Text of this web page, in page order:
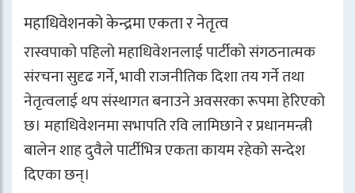
महाधिवेशनको केन्द्रमा एकता र नेतृत्व
रास्वपाको पहिलो महाधिवेशनलाई पार्टीको संगठनात्मक
संरचना सुदृढ गर्ने, भावी राजनीतिक दिशा तय गर्ने तथा
नेतृत्वलाई थप संस्थागत बनाउने अवसरका रूपमा हेरिएको
छ। महाधिवेशनमा सभापति रवि लामिछाने र प्रधानमन्त्री
बालेन शाह दुवैले पार्टीभित्र एकता कायम रहेको सन्देश
दिएका छन्।